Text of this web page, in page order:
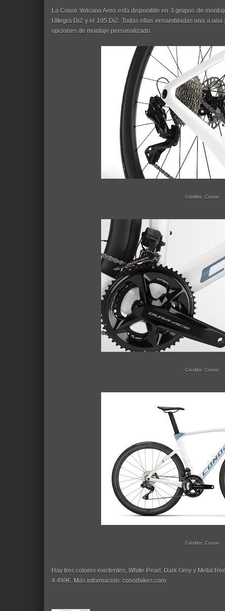
La Conor Volcano Aero está disponible en 3 grupos de
Ultegra Di2 y el 105 Di2. Todas ellas ensambladas una a
opciones de montaje personalizado.
Crédito: Conor
Crédito: Conor
Crédito: Conor
Hay tres colores existentes, White Pearl, Dark Grey y Metal
4.499€. Más información: conorbikes.com